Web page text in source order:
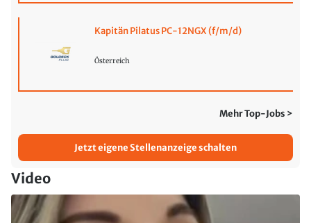
Kapitän Pilatus PC-12NGX (f/m/d)
Österreich
Mehr Top-Jobs >
Jetzt eigene Stellenanzeige schalten
Video